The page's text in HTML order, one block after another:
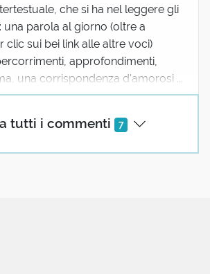
tutti i commenti 7
che si ha nel leggere gli
una parola al giorno (oltre a
clic sui bei link alle altre voci)
approfondimenti,
una corrispondenza d'amorosi ...
della siepe di gelsomino di